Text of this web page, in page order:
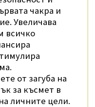
чакра и
Увеличава
всичко
от загуба на
за късмет в
личните цели.